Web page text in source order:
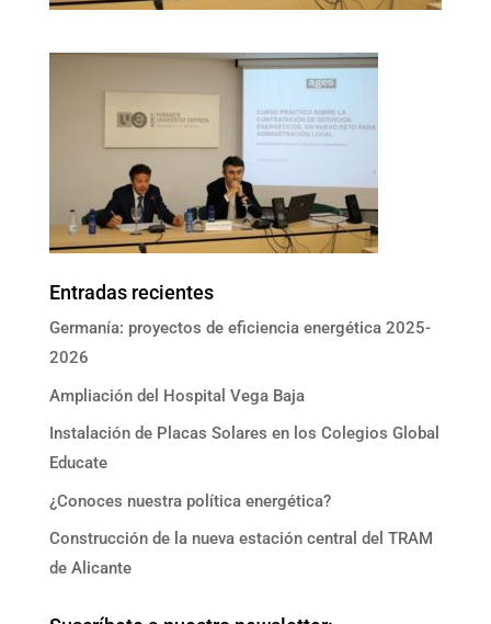
Entradas recientes
Germanía: proyectos de eficiencia energética 2025-
2026
Ampliación del Hospital Vega Baja
Instalación de Placas Solares en los Colegios Global
Educate
¿Conoces nuestra política energética?
Construcción de la nueva estación central del TRAM
de Alicante